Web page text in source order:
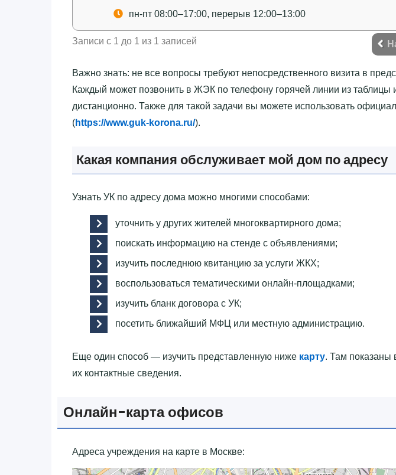
пн-пт 08:00–17:00, перерыв 12:00–13:00
Записи с 1 до 1 из 1 записей
Важно знать: не все вопросы требуют непосредственного визита в
Каждый может позвонить в ЖЭК по телефону горячей линии из таблицы
дистанционно. Также для такой задачи вы можете использовать
(https://www.guk-korona.ru/).
Какая компания обслуживает мой дом по адресу
Узнать УК по адресу дома можно многими способами:
уточнить у других жителей многоквартирного дома;
поискать информацию на стенде с объявлениями;
изучить последнюю квитанцию за услуги ЖКХ;
воспользоваться тематическими онлайн-площадками;
изучить бланк договора с УК;
посетить ближайший МФЦ или местную администрацию.
Еще один способ — изучить представленную ниже карту. Там
их контактные сведения.
Онлайн-карта офисов
Адреса учреждения на карте в Москве: